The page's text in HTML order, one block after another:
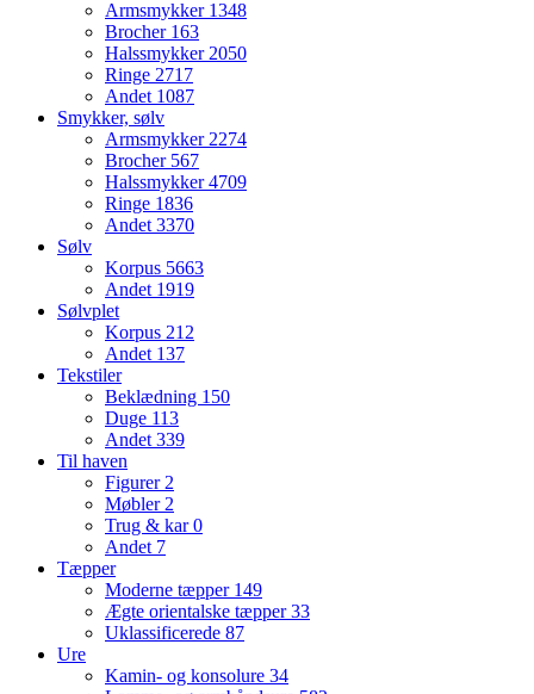
Armsmykker 1348
Brocher 163
Halssmykker2050
Ringe 2717
Andet 1087
Smykker, sølv
Armsmykker2274
Brocher 567
Halssmykker4709
Ringe 1836
Andet3370
Sølv
Korpus 5663
Andet 1919
Sølvplet
Korpus 212
Andet 137
Tekstiler
Beklædning 150
Duge 113
Andet339
Til haven
Figurer2
Møbler2
Trug & kar0
Andet 7
Tæpper
Moderne tæpper 149
Ægte orientalske tæpper33
Uklassificerede 87
Ure
Kamin- og konsolure 34